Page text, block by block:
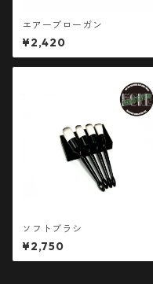
エアーブローガン
¥2,420
ソフトブラシ
¥2,750